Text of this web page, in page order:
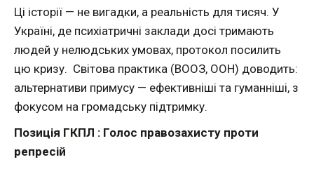
Ці історії — не вигадки, а реальність для тисяч. У
Україні, де психіатричні заклади досі тримають
людей у нелюдських умовах, протокол посилить
цю кризу. Світова практика (ВООЗ, ООН) доводить:
альтернативи примусу — ефективніші та гуманніші, з
фокусом на громадську підтримку.
Позиція ГКПЛ : Голос правозахисту проти
репресій